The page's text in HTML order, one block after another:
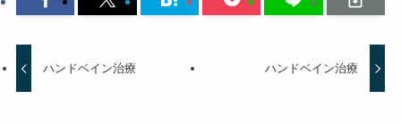
ハンドベイン治療 ハンドベイン治療